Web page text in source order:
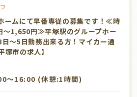
ームにて早番専従の募集です！≪時
～1,650円≫平塚駅のグループホー
～5日勤務出来る方！マイカー通
塚市の求人】
〜16:00 (休憩:1時間)